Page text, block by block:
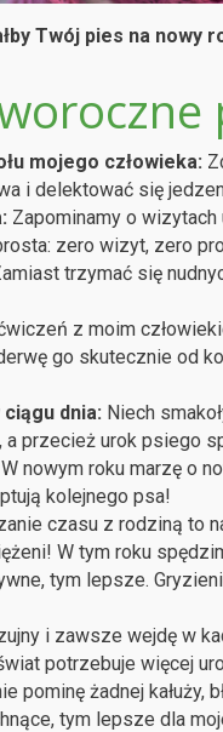
Twój pies na nowy
mojego człowieka:
i delektować się
Zapominamy o
zero wizyt, zero
trzymać się
z moim
go skutecznie od
dnia: Niech
przecież urok psiego
W nowym roku marzę o
kolejnego psa!
czasu z rodziną to
W tym roku
tym lepsze.
i zawsze wejdę w
potrzebuje więcej
pominę żadnej kałuży,
tym lepsze dla